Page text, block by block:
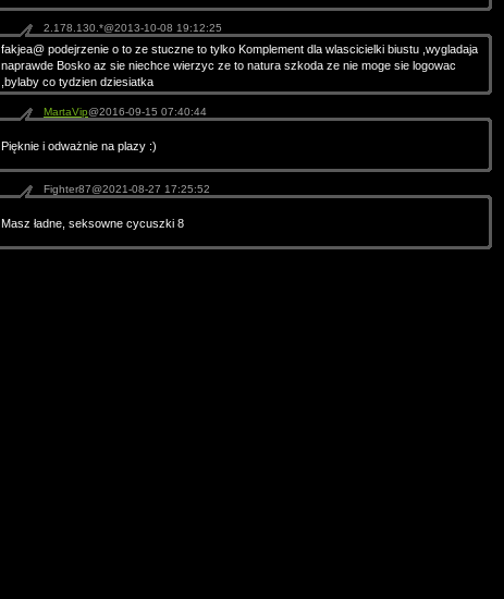
2.178.130.*@2013-10-08 19:12:25
fakjea@ podejrzenie o to ze stuczne to tylko Komplement dla wlascicielki biustu ,wygladaja
naprawde Bosko az sie niechce wierzyc ze to natura szkoda ze nie moge sie logowac
,bylaby co tydzien dziesiatka
MartaVip@2016-09-15 07:40:44
Pięknie i odważnie na plazy :)
Fighter87@2021-08-27 17:25:52
Masz ładne, seksowne cycuszki 8